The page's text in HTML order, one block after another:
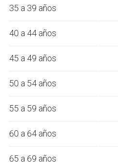
35 a 39 años
40 a 44 años
45 a 49 años
50 a 54 años
55 a 59 años
60 a 64 años
65 a 69 años